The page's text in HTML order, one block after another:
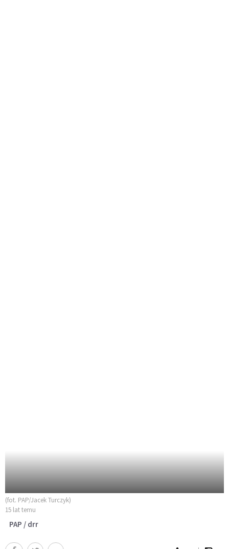
(fot. PAP/Jacek Turczyk)
15 lat temu
PAP / drr